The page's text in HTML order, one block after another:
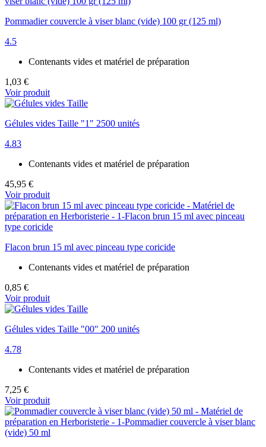
Pommadier couvercle à viser blanc (vide) 100 gr (125 ml)
4.5
Contenants vides et matériel de préparation
1,03 €
Voir produit
Gélules vides Taille "1" 2500 unités
4.83
Contenants vides et matériel de préparation
45,95 €
Voir produit
Flacon brun 15 ml avec pinceau type coricide
Contenants vides et matériel de préparation
0,85 €
Voir produit
Gélules vides Taille "00" 200 unités
4.78
Contenants vides et matériel de préparation
7,25 €
Voir produit